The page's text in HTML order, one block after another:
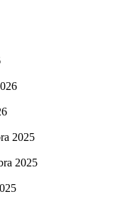
2025
2025